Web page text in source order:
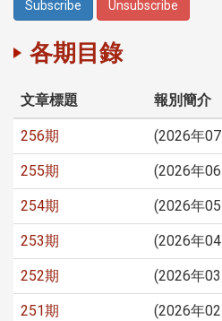
各期目錄
文章標題 報別簡介
256期 (2026年
255期 (2026年
254期 (2026年
253期 (2026年
252期 (2026年
251期 (2026年